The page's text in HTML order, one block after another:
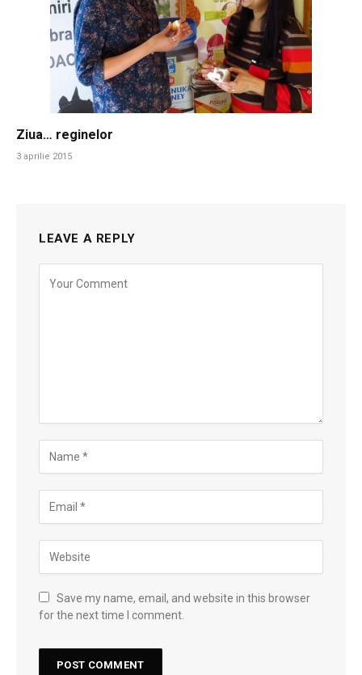
Ziua… reginelor
3 aprilie 2015
LEAVE A REPLY
Save my name, email, and website in this browser
for the next time I comment.